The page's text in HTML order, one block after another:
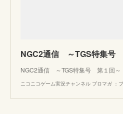
NGC2通信 ～TGS特集号
NGC2通信 ～TGS特集号 第１回～
ニコニコゲーム実況チャンネル ブロマガ ：